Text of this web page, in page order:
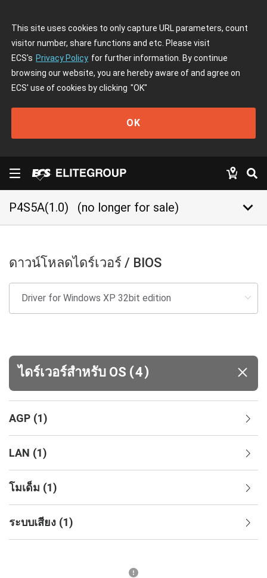
This site uses cookies to only capture URL parameters, count
visitor number, share functions and etc. Please visit
ECS's Privacy Policy for further information. By continue
browsing our website, you are hereby aware of and agree on
ECS' use of cookies by clicking "OK"
OK
P4S5A(1.0) (no longer for sale) keyboard_arrow_down
ดาวน์โหลดไดร์เวอร์ / BIOS
ไดร์เวอร์สำหรับ OS (4)
AGP (1)
LAN (1)
โมเด็ม (1)
ระบบเสียง (1)